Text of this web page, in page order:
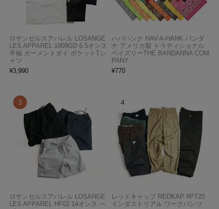
ロサンゼルスアパレル LOSANGE
LES APPAREL 1809GD 6.5オンス
半袖 ガーメントダイ ポケットTシ
ャツ
¥3,990
ハバハンク HAV-A-HANK バンダ
ナ アメリカ製 トラディショナル
ペイズリーTHE BANDANNA COM
PANY
¥770
ロサンゼルスアパレル LOSANGE
LES APPAREL HF02 14オンス ヘ
レッドキャップ REDKAP #PT20
インダストリアル ワークパンツ